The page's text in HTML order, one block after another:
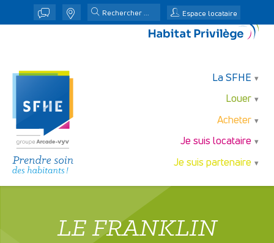
j n Espace locataire
La SFHE
Louer
Acheter
Je suis locataire
Je suis partenaire
LE FRANKLIN